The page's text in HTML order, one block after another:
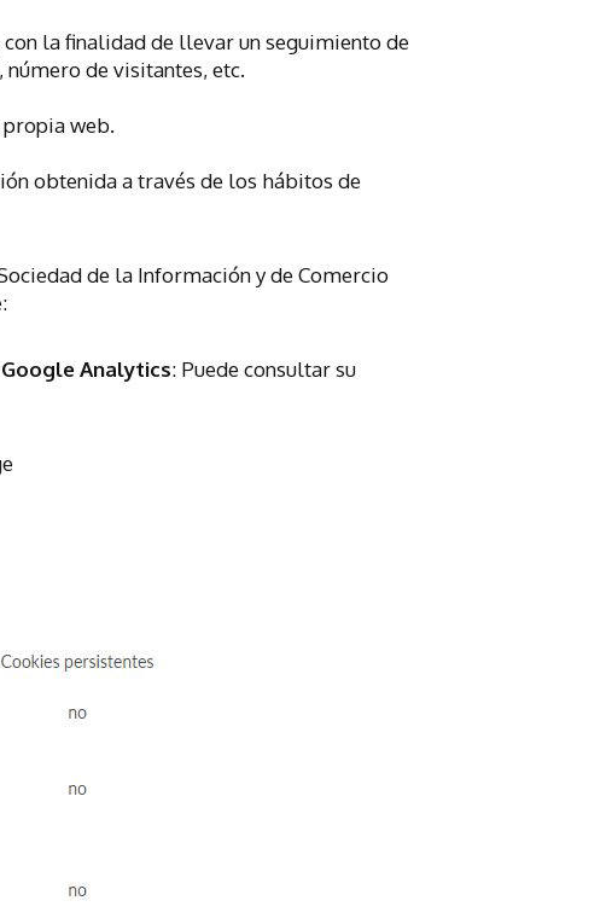
la finalidad de llevar un seguimiento de
de visitantes, etc.
web.
obtenida a través de los hábitos de
de la Información y de Comercio
Google Analytics: Puede consultar su